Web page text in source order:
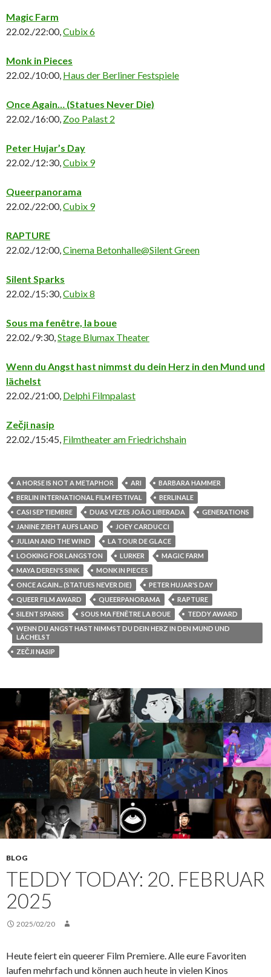
Magic Farm
22.02./22:00,Cubix 6
Monk in Pieces
22.02./10:00, Haus der Berliner Festspiele
Once Again… (Statues Never Die)
22.02./16:00, Zoo Palast 2
Peter Hujar’s Day
22.02./12:30,Cubix 9
Queerpanorama
22.02./22:00,Cubix 9
RAPTURE
22.02./12:00,Cinema Betonhalle@Silent Green
Silent Sparks
22.02./15:30,Cubix 8
Sous ma fenêtre, la boue
22.02./9:30,Stage Blumax Theater
Wenn du Angst hast nimmst du dein Herz in den Mund und
lächelst
22.02./21:00, Delphi Filmpalast
Zečji nasip
22.02./15:45, Filmtheater am Friedrichshain
A HORSE IS NOT A METAPHOR ARI
BARBARA HAMMER
BERLIN INTERNATIONAL FILM FESTIVAL
BERLINALE
CASI SEPTIEMBRE
DUAS VEZES JOÃO LIBERADA
GENERATIONS
JANINE ZIEHT AUFS LAND
JOEY CARDUCCI
JULIAN AND THE WIND
LA TOUR DE GLACE
LOOKING FOR LANGSTON
LURKER
MAGIC FARM
MAYA DEREN'S SINK
MONK IN PIECES
ONCE AGAIN... (STATUES NEVER DIE)
PETER HUJAR'S DAY
QUEER FILM AWARD
QUEERPANORAMA
RAPTURE
SILENT SPARKS
SOUS MA FENÊTRE LA BOUE
TEDDY AWARD
WENN DU ANGST HAST NIMMST DU DEIN HERZ IN DEN MUND UND
LÄCHELST
ZEČJI NASIP
BLOG
TEDDY TODAY: 20. FEBRUAR
2025
2025/02/20
Heute feiert ein queerer Film Premiere. Alle eure Favoriten
laufen mehrfach und können auch heute in vielen Kinos